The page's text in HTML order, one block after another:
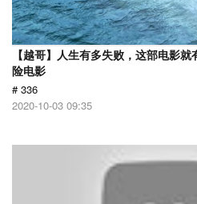
【越哥】人生有多失败，这部电影
险电影
# 336
2020-10-03 09:35